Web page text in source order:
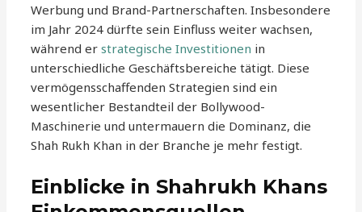
Werbung und Brand-Partnerschaften. Insbesondere
im Jahr 2024 dürfte sein Einfluss weiter wachsen,
während erstrategische Investitionen in
unterschiedliche Geschäftsbereiche tätigt. Diese
vermögensschaffenden Strategien sind ein
wesentlicher Bestandteil der Bollywood-
Maschinerie und untermauern die Dominanz, die
Shah Rukh Khan in der Branche je mehr festigt.
Einblicke in Shahrukh Khans